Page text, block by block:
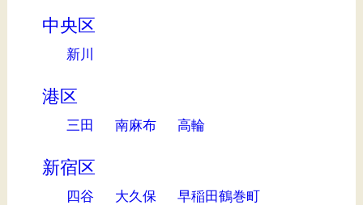
中央区
新川
港区
三田 南麻布 高輪
新宿区
四谷 大久保
早稲田鶴巻町